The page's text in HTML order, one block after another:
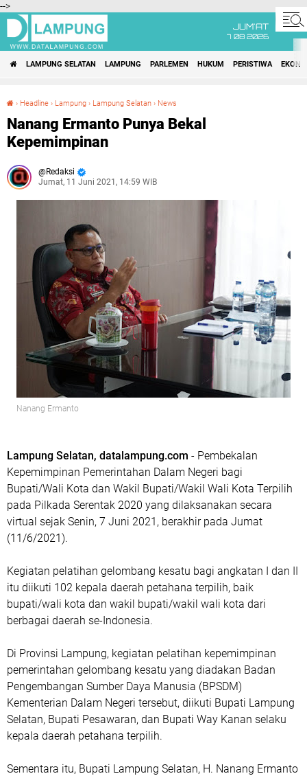
-->
JUM'AT
7 08 2026
LAMPUNG SELATAN LAMPUNG PARLEMEN HUKUM PERISTIWA
› Headline › Lampung › Lampung Selatan › News
Nanang Ermanto Punya Bekal
Kepemimpinan
Redaksi
Jumat, 11 Juni 2021, 14:59 WIB
Nanang Ermanto
Lampung Selatan, datalampung.com - Pembekalan
Kepemimpinan Pemerintahan Dalam Negeri bagi
Bupati/Wali Kota dan Wakil Bupati/Wakil Wali Kota Terpilih
pada Pilkada Serentak 2020 yang dilaksanakan secara
virtual sejak Senin, 7 Juni 2021, berakhir pada Jumat
(11/6/2021).
Kegiatan pelatihan gelombang kesatu bagi angkatan I dan II
itu diikuti 102 kepala daerah petahana terpilih, baik
bupati/wali kota dan wakil bupati/wakil wali kota dari
berbagai daerah se-Indonesia.
Di Provinsi Lampung, kegiatan pelatihan kepemimpinan
pemerintahan gelombang kesatu yang diadakan Badan
Pengembangan Sumber Daya Manusia (BPSDM)
Kementerian Dalam Negeri tersebut, diikuti Bupati Lampung
Selatan, Bupati Pesawaran, dan Bupati Way Kanan selaku
kepala daerah petahana terpilih.
Sementara itu, Bupati Lampung Selatan, H. Nanang Ermanto